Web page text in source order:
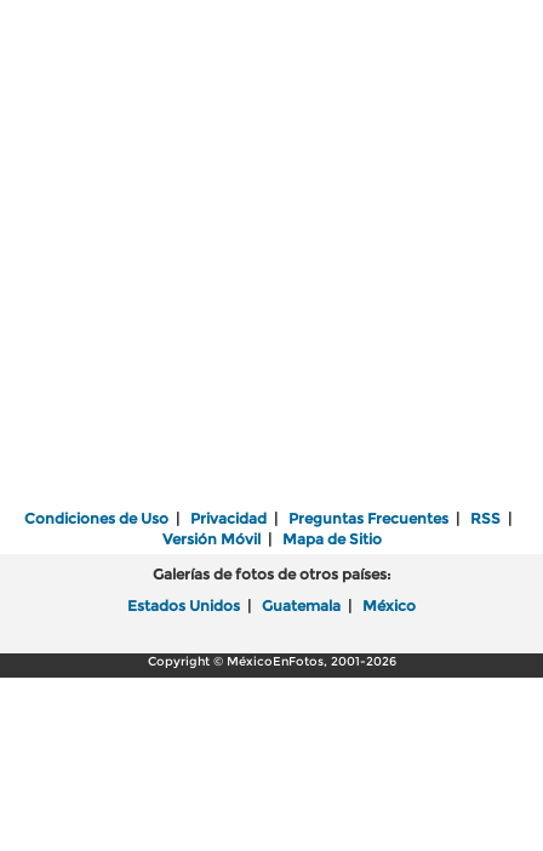
Condiciones de Uso | Privacidad | Preguntas Frecuentes | RSS |
Versión Móvil| Mapa de Sitio
Galerías de fotos de otros países:
Estados Unidos | Guatemala | México
Copyright © MéxicoEnFotos, 2001-2026